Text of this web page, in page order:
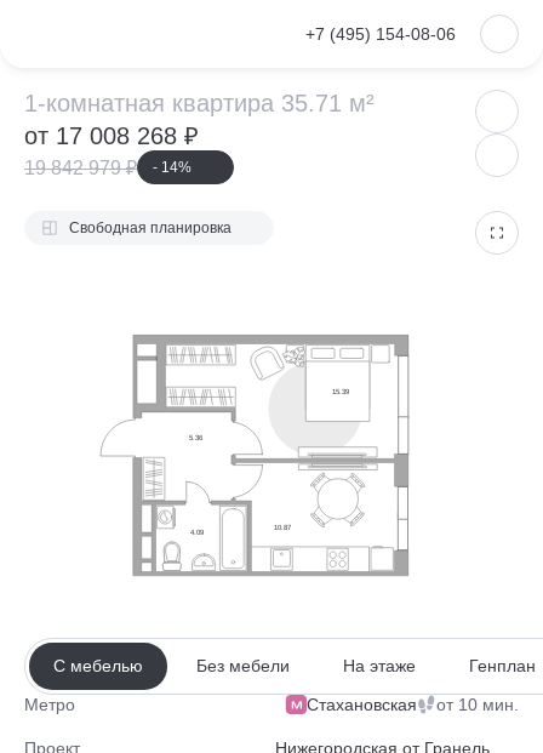
+7 (495) 154-08-06
1-комнатная
1-комнатная квартира 35.71 м²
от 17 008 268 ₽
19 842 979 ₽ - 14%
VKontakte
Метро Стахановская от 10 мин.
Проект Нижегородская от Гранель
15.39
10.87
4.09
5.36
Свободная планировка
С мебелью Без мебели На этаже Генплан